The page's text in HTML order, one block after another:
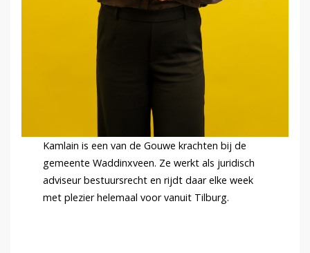
Kamlain is een van de Gouwe krachten bij de
gemeente Waddinxveen. Ze werkt als juridisch
adviseur bestuursrecht en rijdt daar elke week
met plezier helemaal voor vanuit Tilburg.